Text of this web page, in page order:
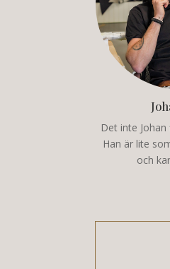
Det inte
Han är lite
och